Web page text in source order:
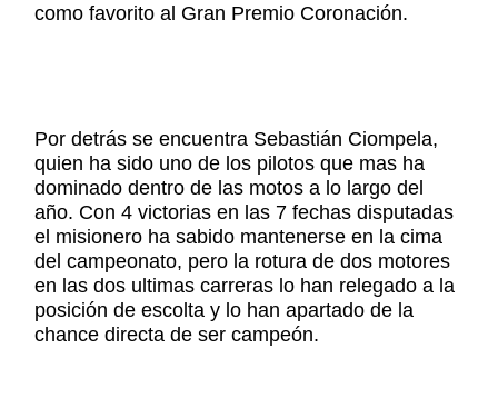
como favorito al Gran Premio Coronación.
Por detrás se encuentra Sebastián Ciompela,
quien ha sido uno de los pilotos que mas ha
dominado dentro de las motos a lo largo del
año. Con 4 victorias en las 7 fechas disputadas
el misionero ha sabido mantenerse en la cima
del campeonato, pero la rotura de dos motores
en las dos ultimas carreras lo han relegado a la
posición de escolta y lo han apartado de la
chance directa de ser campeón.